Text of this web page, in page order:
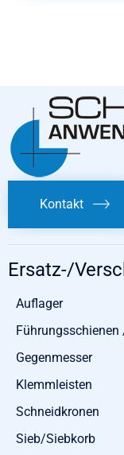
Kontakt
Ersatz-/
Auflager
Führungsschienen
Gegenmesser
Klemmleisten
Schneidkronen
Sieb/Siebkorb